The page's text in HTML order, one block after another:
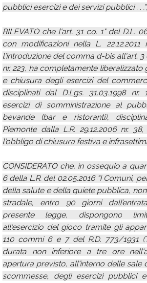
pubblici esercizi e dei servizi pubblici . . .”;
RILEVATO che l'art. 31 co. 1° del D.L.
con modificazioni nella L. 22.12.2011
l'introduzione del comma d-bis all'art. 3
nr. 223, ha completamente liberalizzato
e chiusura degli esercizi del
disciplinati dal D.Lgs. 31.03.1998 nr.
esercizi di somministrazione al
bevande (bar e ristoranti),
Piemonte dalla L.R. 29.12.2006 nr.
l'obbligo di chiusura festiva e
CONSIDERATO che, in ossequio a
6 della L.R. del 02.05.2016 “I Comuni,
della salute e della quiete pubblica,
stradale, entro 90 giorni
presente legge, dispongono
all'esercizio del gioco tramite gli
110 commi 6 e 7 del R.D. 773/1931
durata non inferiore a tre ore
apertura previsto, all'interno delle sale
scommesse, degli esercizi pubblici